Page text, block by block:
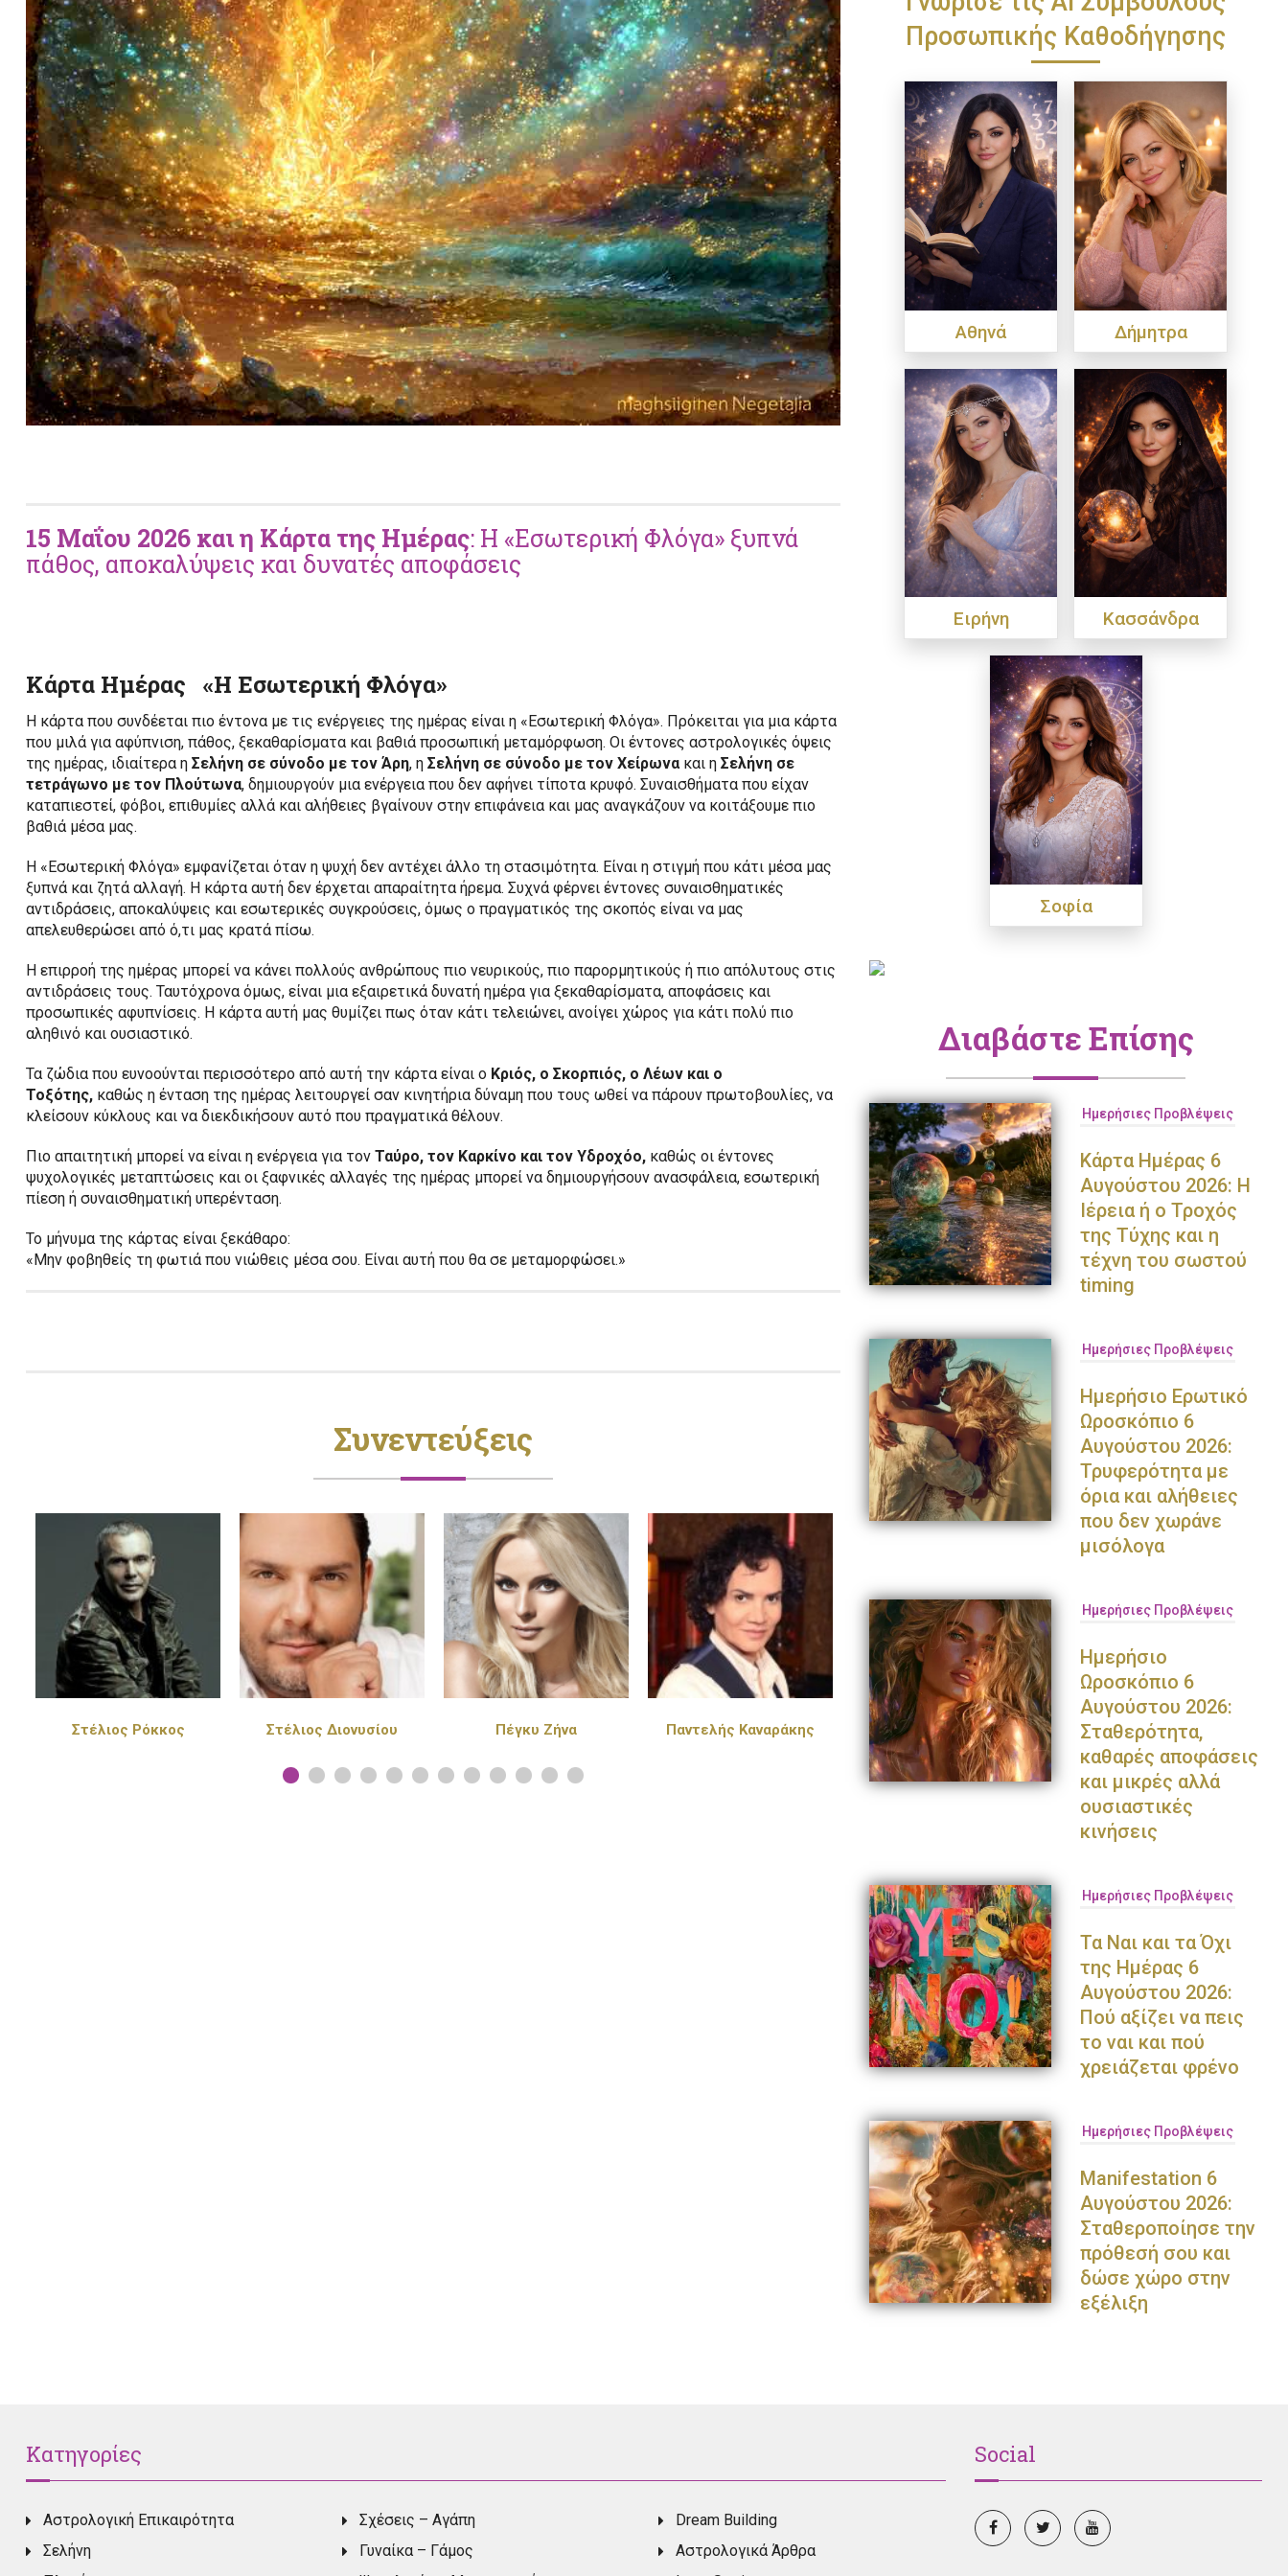
15 Μαΐου 2026 και η Κάρτα της Ημέρας: Η «Εσωτερική Φλόγα» ξυπνά
πάθος, αποκαλύψεις και δυνατές αποφάσεις
Κάρτα Ημέρας «Η Εσωτερική Φλόγα»
Η κάρτα που συνδέεται πιο έντονα με τις ενέργειες της ημέρας είναι η «Εσωτερική Φλόγα». Πρόκειται για μια κάρτα
που μιλά για αφύπνιση, πάθος, ξεκαθαρίσματα και βαθιά προσωπική μεταμόρφωση. Οι έντονες αστρολογικές όψεις
της ημέρας, ιδιαίτερα η Σελήνη σε σύνοδο με τον Άρη, η Σελήνη σε σύνοδο με τον Χείρωνακαι η Σελήνη σε
τετράγωνο με τον Πλούτωνα, δημιουργούν μια ενέργεια που δεν αφήνει τίποτα κρυφό. Συναισθήματα που είχαν
καταπιεστεί, φόβοι, επιθυμίες αλλά και αλήθειες βγαίνουν στην επιφάνεια και μας αναγκάζουν να κοιτάξουμε πιο
βαθιά μέσα μας.
Η «Εσωτερική Φλόγα» εμφανίζεται όταν η ψυχή δεν αντέχει άλλο τη στασιμότητα. Είναι η στιγμή που κάτι μέσα μας
ξυπνά και ζητά αλλαγή. Η κάρτα αυτή δεν έρχεται απαραίτητα ήρεμα. Συχνά φέρνει έντονες συναισθηματικές
αντιδράσεις, αποκαλύψεις και εσωτερικές συγκρούσεις, όμως ο πραγματικός της σκοπός είναι να μας
απελευθερώσει από ό,τι μας κρατά πίσω.
Η επιρροή της ημέρας μπορεί να κάνει πολλούς ανθρώπους πιο νευρικούς, πιο παρορμητικούς ή πιο απόλυτους στις
αντιδράσεις τους. Ταυτόχρονα όμως, είναι μια εξαιρετικά δυνατή ημέρα για ξεκαθαρίσματα, αποφάσεις και
προσωπικές αφυπνίσεις. Η κάρτα αυτή μας θυμίζει πως όταν κάτι τελειώνει, ανοίγει χώρος για κάτι πολύ πιο
αληθινό και ουσιαστικό.
Τα ζώδια που ευνοούνται περισσότερο από αυτή την κάρτα είναι ο Κριός, ο Σκορπιός, ο Λέων και ο
Τοξότης, καθώς η ένταση της ημέρας λειτουργεί σαν κινητήρια δύναμη που τους ωθεί να πάρουν πρωτοβουλίες, να
κλείσουν κύκλους και να διεκδικήσουν αυτό που πραγματικά θέλουν.
Πιο απαιτητική μπορεί να είναι η ενέργεια για τον Ταύρο, τον Καρκίνο και τον Υδροχόο, καθώς οι έντονες
ψυχολογικές μεταπτώσεις και οι ξαφνικές αλλαγές της ημέρας μπορεί να δημιουργήσουν ανασφάλεια, εσωτερική
πίεση ή συναισθηματική υπερένταση.
Το μήνυμα της κάρτας είναι ξεκάθαρο:
«Μην φοβηθείς τη φωτιά που νιώθεις μέσα σου. Είναι αυτή που θα σε μεταμορφώσει.»
Συνεντεύξεις
Στέλιος Διονυσίου Πέγκυ Ζήνα Παντελής Καναράκης Πάνος Κιάμος Παναγιώτης Πετράκης Ολυμπία Κρασαγάκη
Προσωπικής Καθοδήγησης
Αθηνά Δήμητρα
Ειρήνη Κασσάνδρα
Σοφία
Διαβάστε Επίσης
Ημερήσιες Προβλέψεις
Κάρτα Ημέρας 6
Αυγούστου 2026: Η
Ιέρεια ή ο Τροχός
της Τύχης και η
τέχνη του σωστού
timing
Ημερήσιες Προβλέψεις
Ημερήσιο Ερωτικό
Ωροσκόπιο 6
Αυγούστου 2026:
Τρυφερότητα με
όρια και αλήθειες
που δεν χωράνε
μισόλογα
Ημερήσιες Προβλέψεις
Ημερήσιο
Ωροσκόπιο 6
Αυγούστου 2026:
Σταθερότητα,
καθαρές αποφάσεις
και μικρές αλλά
ουσιαστικές
κινήσεις
Ημερήσιες Προβλέψεις
Τα Ναι και τα Όχι
της Ημέρας 6
Αυγούστου 2026:
Πού αξίζει να πεις
το ναι και πού
χρειάζεται φρένο
Ημερήσιες Προβλέψεις
Manifestation 6
Αυγούστου 2026:
Σταθεροποίησε την
πρόθεσή σου και
δώσε χώρο στην
εξέλιξη
Κατηγορίες
Αστρολογική Επικαιρότητα
Σελήνη
Σχέσεις – Αγάπη
Γυναίκα – Γάμος
Dream Building
Αστρολογικά Άρθρα
Social